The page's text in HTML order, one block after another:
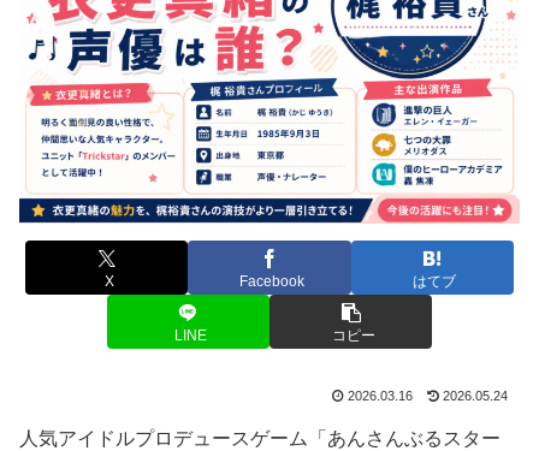
X Facebook はてブ
LINE コピー
2026.03.16 2026.05.24
人気アイドルプロデュースゲーム「あんさんぶるスター